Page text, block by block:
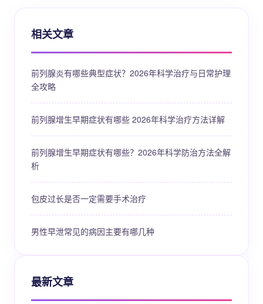
相关文章
前列腺炎有哪些典型症状？2026年科学治疗与日常护理
全攻略
前列腺增生早期症状有哪些 2026年科学治疗方法详解
前列腺增生早期症状有哪些？2026年科学防治方法全解
析
包皮过长是否一定需要手术治疗
男性早泄常见的病因主要有哪几种
最新文章